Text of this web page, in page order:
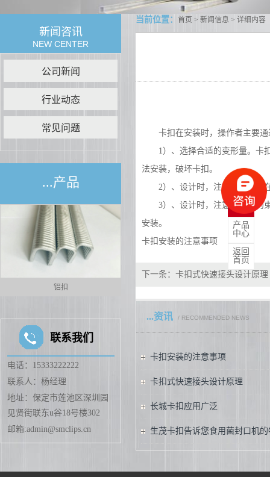
当前位置： 首页 > 新闻信息 > 详细内容
卡扣在安装时，操作者主要
1）、选择合适的变形量。卡扣
法安装，破坏卡扣。
2）、设计时，注意要使卡扣在
3）、设计时，注意卡扣的约束
安装。
卡扣安装的注意事项
下一条： 卡扣式快速接头设计原理
...资讯 / RECOMMENDED NEWS
卡扣安装的注意事项
卡扣式快速接头设计原理
长城卡扣应用广泛
生茂卡扣告诉您食用菌封口机的
新闻咨讯
NEW CENTER
公司新闻
行业动态
常见问题
...产品
铝扣
联系我们
电话：15333222222
联系人：杨经理
地址：保定市莲池区深圳园
见贤街联东u谷18号楼302
邮箱:admin@smclips.cn
产品
中心
返回
首页